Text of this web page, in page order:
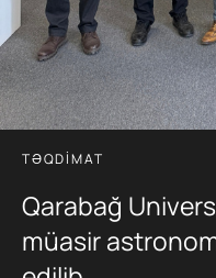
TƏQDIMAT
Qarabağ
müasir